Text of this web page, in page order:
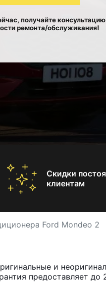
получайте консультацию
ремонта/обслуживания!
Скидки
клиентам
Ford Mondeo 2
и
предоставляет до